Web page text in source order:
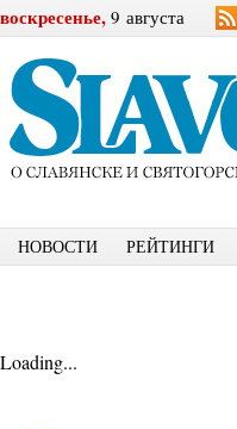
воскресенье, 9 августа
НОВОСТИ РЕЙТИНГИ
Loading...